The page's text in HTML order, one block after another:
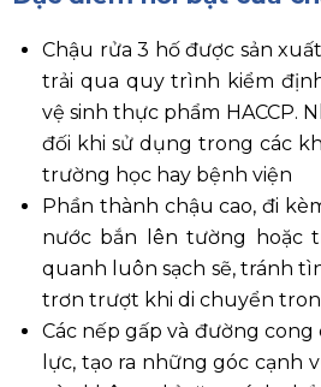
trải qua quy trình kiểm
vệ sinh thực phẩm HACCP.
đối khi sử dụng trong các
trường học hay bệnh viện
Phần thành chậu cao, đi
nước bắn lên tường hoặc
quanh luôn sạch sẽ, tránh
trơn trượt khi di chuyển
Các nếp gấp và đường
lực, tạo ra những góc cạnh
này không chỉ tăng tính
trở nên dễ dàng hơn vì bề